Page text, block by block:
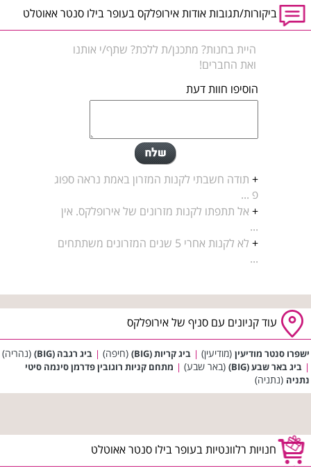
ביקורות/תגובות אודות אירופלקס בעופר בילו סנטר אאוטלט
היית בחנות? מתכנן/ת ללכת? שתף/י אותנו
ואת החברים!
הוסיפו חוות דעת
+ תודה חשבתי לקנות המזרון באמת נראה ספוג
פ ...
+ אל תתפתו לקנות מזרונים של אירופלקס. אין
...
+
לא לקנות אחרי 5 שנים המזרונים משתתחים
...
עוד קניונים עם סניף של אירופלקס
ישפרו סנטר מודיעין (מודיעין) | ביג קריות (BIG) (חיפה) | ביג רגבה (BIG) (נהריה)
| ביג באר שבע (BIG) (באר שבע) | מתחם קניות רוגובין פדרמן סינמה סיטי
נתניה (נתניה)
חנויות רלוונטיות בעופר בילו סנטר אאוטלט